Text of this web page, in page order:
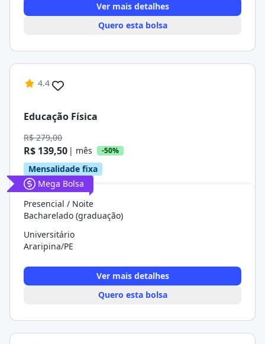
Ver mais detalhes
Quero esta bolsa
4.4
Educação Física
R$ 279,00
R$ 139,50 | mês -50%
Mensalidade fixa
Mega Bolsa
Presencial / Noite
Bacharelado (graduação)
Universitário
Araripina/PE
Ver mais detalhes
Quero esta bolsa